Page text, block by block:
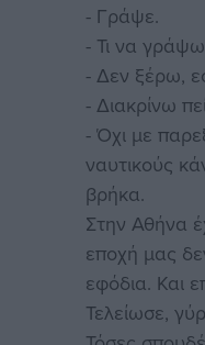
- Γράψε.
- Τι να
- Δεν ξέρω,
- Διακρίνω
- Όχι με
ναυτικούς
βρήκα.
Στην Αθήνα
εποχή μας
εφόδια. Και
Τελείωσε,